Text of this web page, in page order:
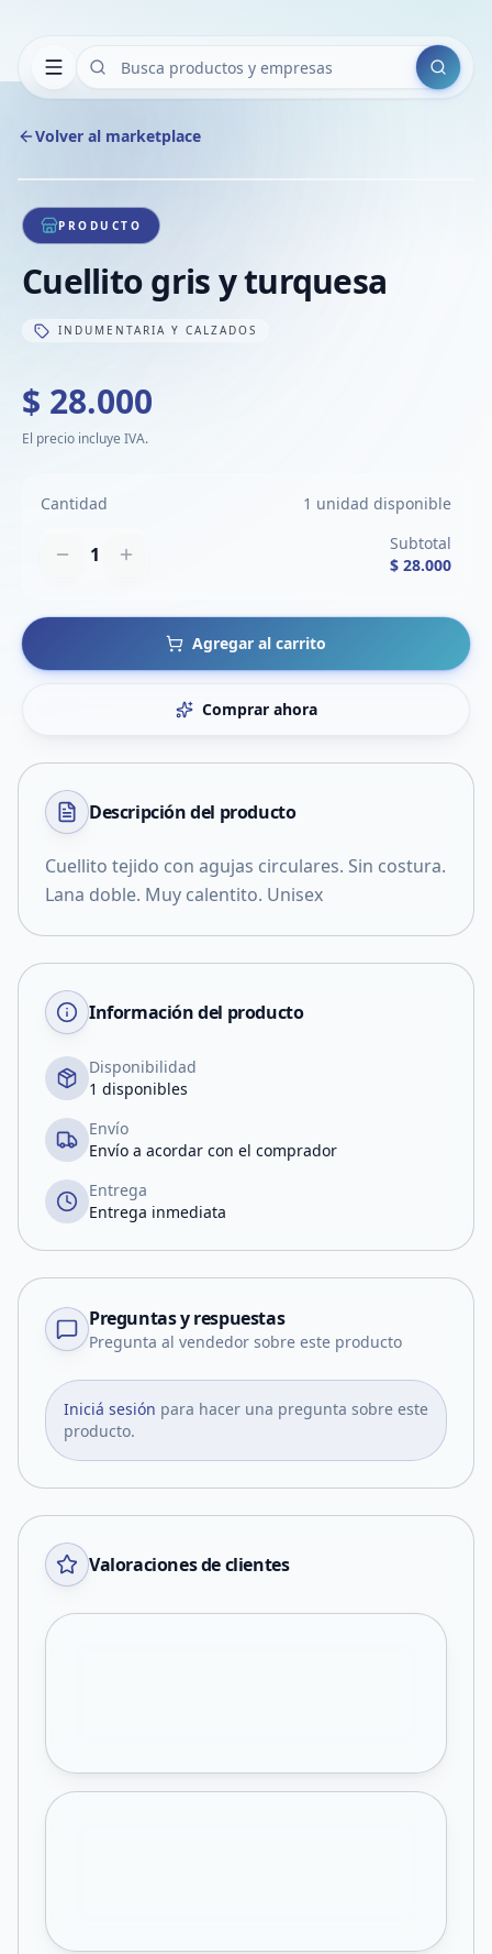
Buscar
Volver al marketplace
1/1
PRODUCTO
Cuellito gris y turquesa
INDUMENTARIA Y CALZADOS
$ 28.000
El precio incluye IVA.
Cantidad 1 unidad disponible
1
Subtotal
$ 28.000
Agregar al carrito
Comprar ahora
Descripción del producto
Cuellito tejido con agujas circulares. Sin costura.
Lana doble. Muy calentito. Unisex
Información del producto
Disponibilidad
1 disponibles
Envío
Envío a acordar con el comprador
Entrega
Entrega inmediata
Preguntas y respuestas
Pregunta al vendedor sobre este producto
Iniciá sesión para hacer una pregunta sobre este
producto.
Valoraciones de clientes